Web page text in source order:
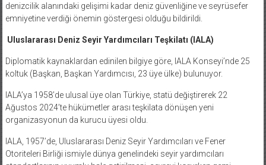
denizcilik alanındaki gelişimi kadar deniz güvenliğine ve seyrüsefer
emniyetine verdiği önemin göstergesi olduğu bildirildi.
Uluslararası Deniz Seyir Yardımcıları Teşkilatı (IALA)
Diplomatik kaynaklardan edinilen bilgiye göre, IALA Konseyi’nde 25
koltuk (Başkan, Başkan Yardımcısı, 23 üye ülke) bulunuyor.
IALA’ya 1958’de ulusal üye olan Türkiye, statü değiştirerek 22
Ağustos 2024’te hükümetler arası teşkilata dönüşen yeni
organizasyonun da kurucu üyesi oldu.
IALA, 1957’de, Uluslararası Deniz Seyir Yardımcıları ve Fener
Otoriteleri Birliği ismiyle dünya genelindeki seyir yardımcıları